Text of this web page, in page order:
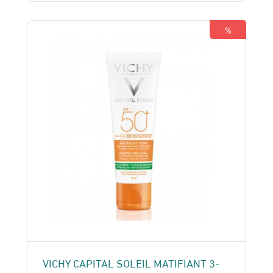
était :
350 Dhs.
est :
330 Dhs.
%
VICHY CAPITAL SOLEIL MATIFIANT 3-